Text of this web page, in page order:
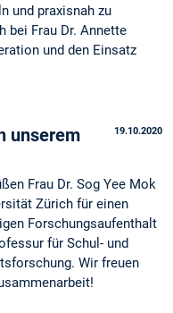
und praxisnah zu
bei Frau Dr. Annette
und den Einsatz
19.10.2020
unserem
Frau Dr. Sog Yee Mok
Zürich für einen
Forschungsaufenthalt
für Schul- und
Wir freuen